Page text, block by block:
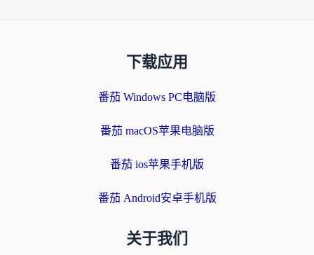
下载应用
番茄 Windows PC电脑版
番茄 macOS苹果电脑版
番茄 ios苹果手机版
番茄 Android安卓手机版
关于我们